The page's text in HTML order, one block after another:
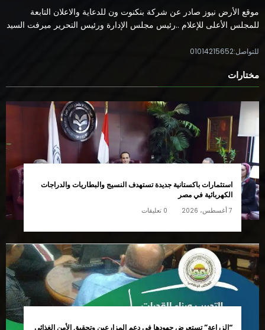
موقع الأرض نيوز صادر عن شركة بنكنوت ون للدعاية والاعلان التابعة
للمجلس الأعلى للإعلام ..رئيس مجلس الإدارة ورئيس التحرير ميرفت السيد
للتواصل:01014215652
مختارات
استثمارات باكستانية جديدة تستهدف النسيج والبطاريات والدراجات
الكهربائية في مصر
7 أغسطس، 2026 0 تعليقات
“الزراعة” تستعرض جهودها في دعم المزارعين وتحقيق الأمن الغذائي